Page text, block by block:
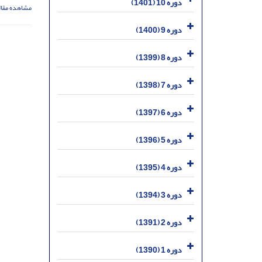
مشاهده
دوره 9 (1400)
دوره 8 (1399)
دوره 7 (1398)
دوره 6 (1397)
دوره 5 (1396)
دوره 4 (1395)
دوره 3 (1394)
دوره 2 (1391)
دوره 1 (1390)